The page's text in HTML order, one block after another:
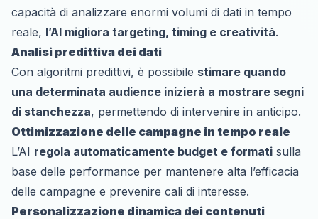
capacità di analizzare enormi volumi di dati in tempo
reale, l’AI migliora targeting, timing e creatività.
Analisi predittiva dei dati
Con algoritmi predittivi, è possibile stimare quando
una determinata audience inizierà a mostrare segni
di stanchezza, permettendo di intervenire in anticipo.
Ottimizzazione delle campagne in tempo reale
L’AI regola automaticamente budget e formati sulla
base delle performance per mantenere alta l’efficacia
delle campagne e prevenire cali di interesse.
Personalizzazione dinamica dei contenuti